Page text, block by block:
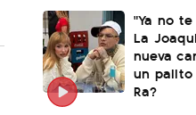
"Ya no
La
nueva
un palito
Ra?